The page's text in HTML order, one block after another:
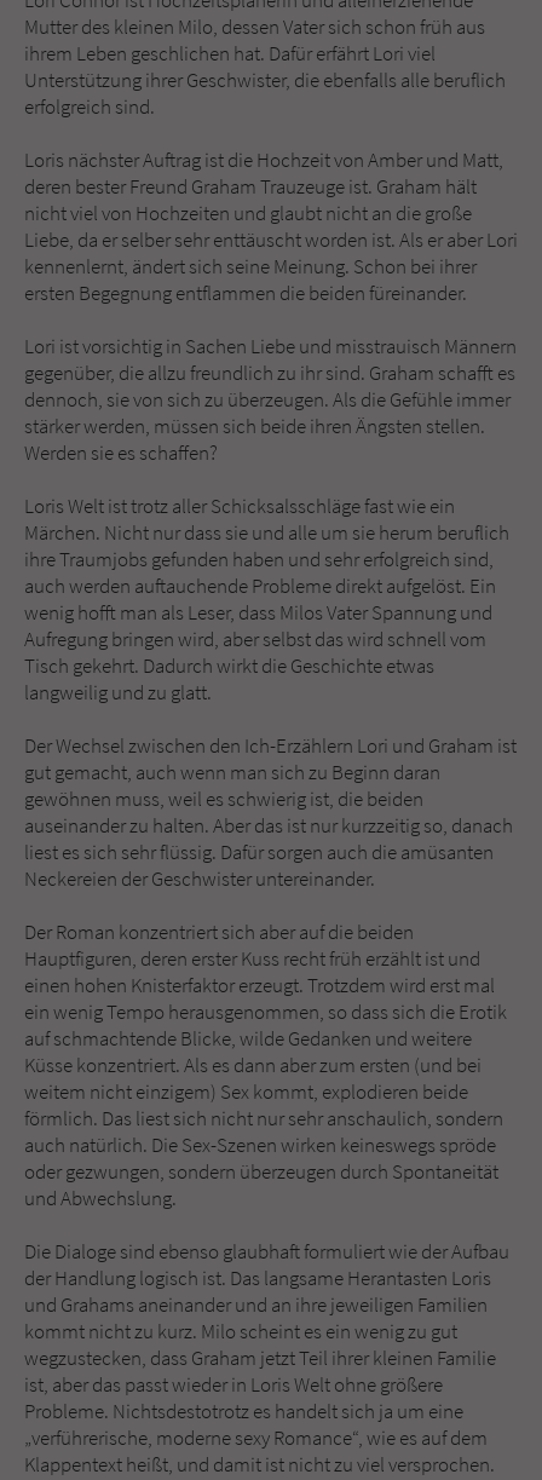
Mutter des kleinen Milo, dessen Vater sich schon früh aus
ihrem Leben geschlichen hat. Dafür erfährt Lori viel
Unterstützung ihrer Geschwister, die ebenfalls alle beruflich
erfolgreich sind.
Loris nächster Auftrag ist die Hochzeit von Amber und Matt,
deren bester Freund Graham Trauzeuge ist. Graham hält
nicht viel von Hochzeiten und glaubt nicht an die große
Liebe, da er selber sehr enttäuscht worden ist. Als er aber Lori
kennenlernt, ändert sich seine Meinung. Schon bei ihrer
ersten Begegnung entflammen die beiden füreinander.
Lori ist vorsichtig in Sachen Liebe und misstrauisch Männern
gegenüber, die allzu freundlich zu ihr sind. Graham schafft es
dennoch, sie von sich zu überzeugen. Als die Gefühle immer
stärker werden, müssen sich beide ihren Ängsten stellen.
Werden sie es schaffen?
Loris Welt ist trotz aller Schicksalsschläge fast wie ein
Märchen. Nicht nur dass sie und alle um sie herum beruflich
ihre Traumjobs gefunden haben und sehr erfolgreich sind,
auch werden auftauchende Probleme direkt aufgelöst. Ein
wenig hofft man als Leser, dass Milos Vater Spannung und
Aufregung bringen wird, aber selbst das wird schnell vom
Tisch gekehrt. Dadurch wirkt die Geschichte etwas
langweilig und zu glatt.
Der Wechsel zwischen den Ich-Erzählern Lori und Graham ist
gut gemacht, auch wenn man sich zu Beginn daran
gewöhnen muss, weil es schwierig ist, die beiden
auseinander zu halten. Aber das ist nur kurzzeitig so, danach
liest es sich sehr flüssig. Dafür sorgen auch die amüsanten
Neckereien der Geschwister untereinander.
Der Roman konzentriert sich aber auf die beiden
Hauptfiguren, deren erster Kuss recht früh erzählt ist und
einen hohen Knisterfaktor erzeugt. Trotzdem wird erst mal
ein wenig Tempo herausgenommen, so dass sich die Erotik
auf schmachtende Blicke, wilde Gedanken und weitere
Küsse konzentriert. Als es dann aber zum ersten (und bei
weitem nicht einzigem) Sex kommt, explodieren beide
förmlich. Das liest sich nicht nur sehr anschaulich, sondern
auch natürlich. Die Sex-Szenen wirken keineswegs spröde
oder gezwungen, sondern überzeugen durch Spontaneität
und Abwechslung.
Die Dialoge sind ebenso glaubhaft formuliert wie der Aufbau
der Handlung logisch ist. Das langsame Herantasten Loris
und Grahams aneinander und an ihre jeweiligen Familien
kommt nicht zu kurz. Milo scheint es ein wenig zu gut
wegzustecken, dass Graham jetzt Teil ihrer kleinen Familie
ist, aber das passt wieder in Loris Welt ohne größere
Probleme. Nichtsdestotrotz es handelt sich ja um eine
„verführerische, moderne sexy Romance“, wie es auf dem
Klappentext heißt, und damit ist nicht zu viel versprochen.
Sicherheitscode des Kontaktformulars zu
überprüfen.